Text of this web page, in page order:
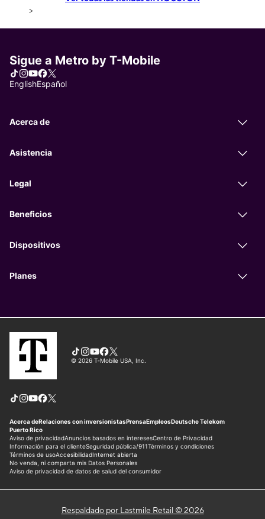
>
Respaldado por Lastmile Retail © 2026